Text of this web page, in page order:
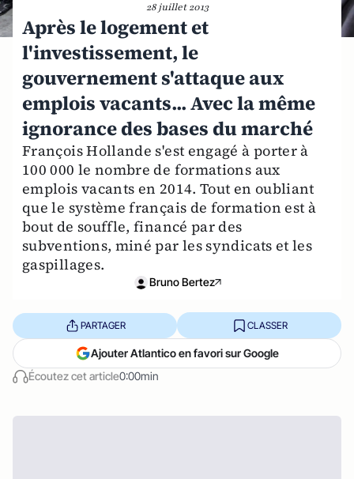
28 juillet 2013
Après le logement et
l'investissement, le
gouvernement s'attaque aux
emplois vacants... Avec la même
ignorance des bases du marché
François Hollande s'est engagé à porter à
100 000 le nombre de formations aux
emplois vacants en 2014. Tout en oubliant
que le système français de formation est à
bout de souffle, financé par des
subventions, miné par les syndicats et les
gaspillages.
Bruno Bertez
Écoutez cet article0:00min
PARTAGER CLASSER
Ajouter Atlantico en favori sur Google